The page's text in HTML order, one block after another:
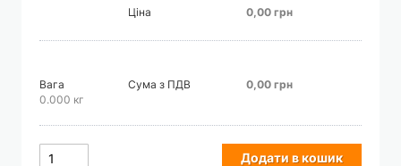
Ціна 0,00 грн
Вага
0.000 кг
Сума з ПДВ 0,00 грн
Додати в кошик